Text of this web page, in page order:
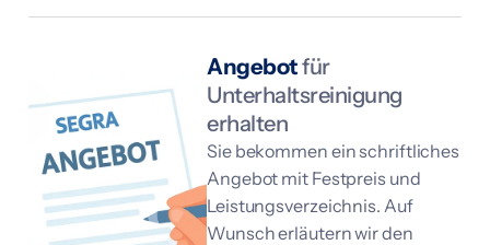
Angebotfür
Unterhaltsreinigung
erhalten
Sie bekommen ein schriftliches
Angebot mit Festpreis und
Leistungs­verzeichnis. Auf
Wunsch erläutern wir den